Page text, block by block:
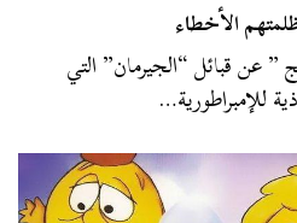
الأخطاء
عن قبائل “الجيرمان” التي
للإمبراطورية…